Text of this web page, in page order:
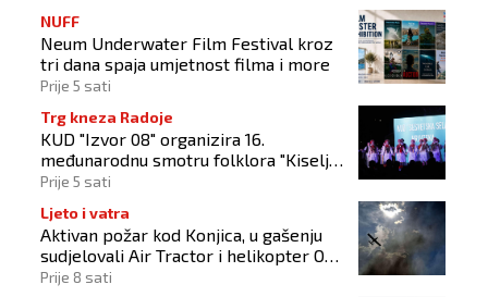
NUFF
Neum Underwater Film Festival kroz
tri dana spaja umjetnost filma i more
Prije 5 sati
Trg kneza Radoje
KUD "Izvor 08" organizira 16.
međunarodnu smotru folklora "Kiseljak
2026"
Prije 5 sati
Ljeto i vatra
Aktivan požar kod Konjica, u gašenju
sudjelovali Air Tractor i helikopter OS-
a BiH
Prije 8 sati